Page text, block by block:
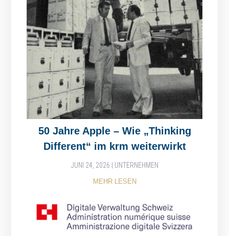
50 Jahre Apple – Wie „Thinking
Different“ im krm weiterwirkt
JUNI 24, 2026 UNTERNEHMEN
MEHR LESEN